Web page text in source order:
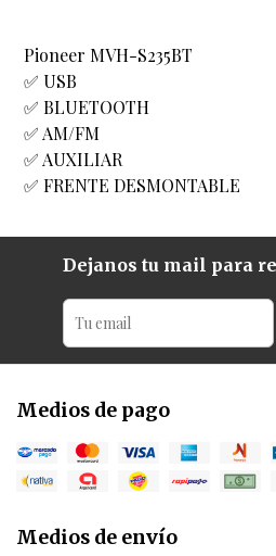
Pioneer MVH-S235BT
✅ USB
✅ BLUETOOTH
✅ AM/FM
✅ AUXILIAR
✅ FRENTE DESMONTABLE
Dejanos tu mail para
Medios de pago
Medios de envío